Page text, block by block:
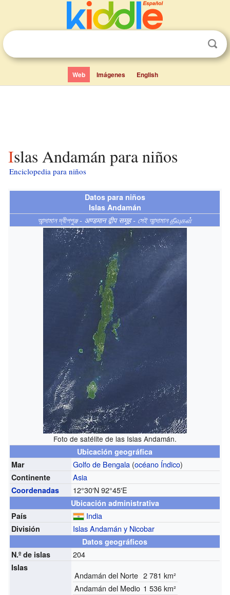
Web Imágenes English
Islas Andamán para niños
Enciclopedia para niños
Datos para niños
Islas Andamán
আন্দামান দ্বীপপুঞ্জ - अण्डमान द्वीप समूह - সেই আন্দামান தீவுகள்
Foto de satélite de las Islas Andamán.
Ubicación geográfica
Mar
Golfo de Bengala (océano Índico)
Continente Asia
Coordenadas 12°30′N92°45′E
Ubicación administrativa
País
India
División Islas Andamán y Nicobar
Datos geográficos
N.º de islas
204
Islas
Andamán del Norte 2 781 km²
Andamán del Medio 1 536 km²